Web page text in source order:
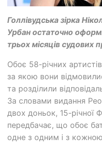
Голлівудська зірка
Урбан остаточно
трьох місяців судових
Обоє 58-річних
за якою вони
та розділили
За словами видання
двох доньок, 15-річної
передбачає, що обоє
одне з одним і з